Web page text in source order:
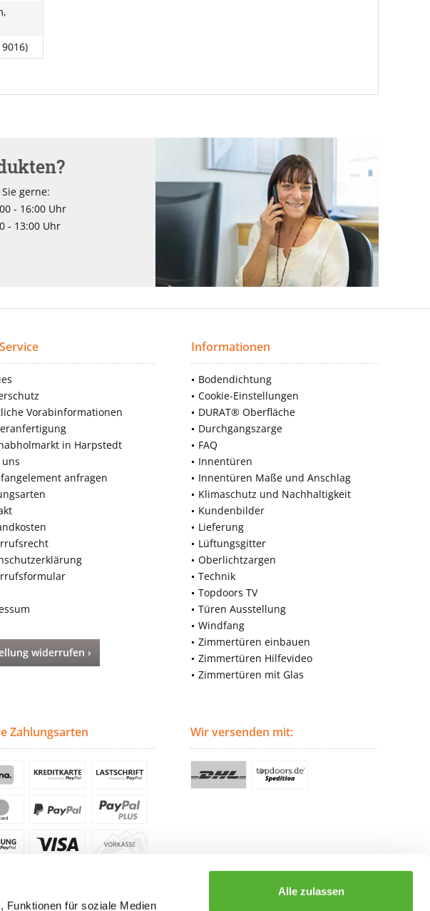
Funktionen für soziale Medien
Alle zulassen
gerne:
- 16:00 Uhr
- 13:00 Uhr
Vorabinformationen
in Harpstedt
anfragen
widerrufen ›
Informationen
Bodendichtung
Cookie-Einstellungen
DURAT® Oberfläche
Durchgangszarge
FAQ
Innentüren
Innentüren Maße und Anschlag
Klimaschutz und Nachhaltigkeit
Kundenbilder
Lieferung
Lüftungsgitter
Oberlichtzargen
Technik
Topdoors TV
Türen Ausstellung
Windfang
Zimmertüren einbauen
Zimmertüren Hilfevideo
Zimmertüren mit Glas
Zahlungsarten Wir versenden mit: